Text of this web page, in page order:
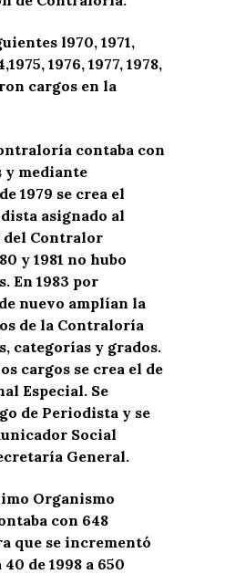
l970, 1971,
1976, 1977, 1978,
cargos en la
contaba con
y mediante
1979 se crea el
asignado al
del Contralor
y 1981 no hubo
En 1983 por
nuevo amplían la
de la Contraloría
categorías y grados.
cargos se crea el de
Especial. Se
de Periodista y se
Social
General.
Organismo
con 648
que se incrementó
de 1998 a 650